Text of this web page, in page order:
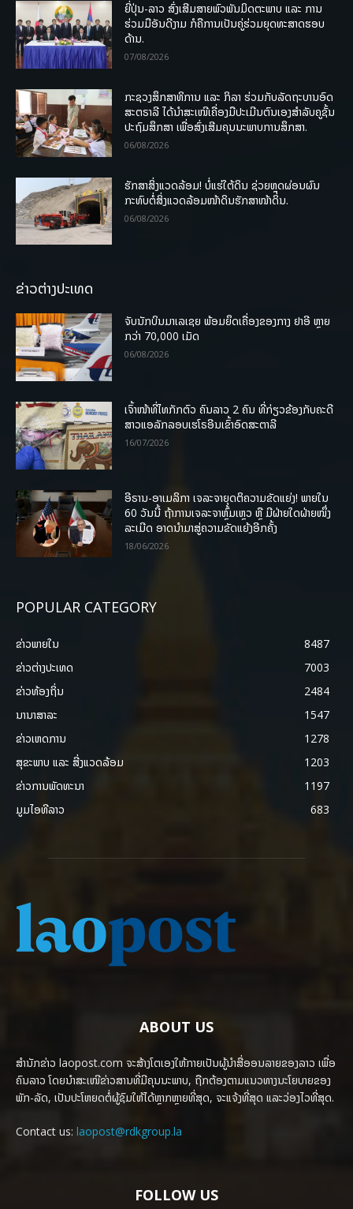
ຍີ່ປຸ່ນ-ລາວ ສົ່ງເສີມສາຍພົວພັນມິດຕະພາບ ແລະ ການ
ຮ່ວມມືອັນດີງາມ ກໍຄືການເປັນຄູ່ຮ່ວມຍຸດທະສາດຮອບ
ດ້ານ.
07/08/2026
ກະຊວງສຶກສາທິການ ແລະ ກິລາ ຮ່ວມກັບລັດຖະບານອົດ
ສະຕຣາລີ ໄດ້ນຳສະເໜີເຄື່ອງມືປະເມີນຕົນເອງສຳລັບຄູຊັ້ນ
ປະຖົມສຶກສາ ເພື່ອສົ່ງເສີມຄຸນນະພາບການສຶກສາ.
06/08/2026
ຮັກສາສິ່ງແວດລ້ອມ! ບໍ່ແຮ່ໃຕ້ດິນ ຊ່ວຍຫຼຸດຜ່ອນຜົນ
ກະທົບຕໍ່ສິ່ງແວດລ້ອມໜ້າດິນຮັກສາໜ້າດິນ.
06/08/2026
ຂ່າວຕ່າງປະເທດ
ຈັບນັກບິນມາເລເຊຍ ພ້ອມຍຶດເຄື່ອງຂອງກາງ ຢາອີ ຫຼາຍ
ກວ່າ 70,000 ເມັດ
06/08/2026
ເຈົ້າໜ້າທີ່ໄທກັກຕົວ ຄົນລາວ 2 ຄົນ ທີ່ກ່ຽວຂ້ອງກັບຄະດີ
ສາວແອລັກລອບເຮໂຣອີນເຂົ້າອົດສະຕາລີ
16/07/2026
ອີຣານ-ອາເມລິກາ ເຈລະຈາຍຸດຕິຄວາມຂັດແຍ່ງ! ພາຍໃນ
60 ວັນນີ້ ຖ້າການເຈລະຈາຫຼົ້ມເຫຼວ ຫຼື ມີຝ່າຍໃດຝ່າຍໜຶ່ງ
ລະເມີດ ອາດນໍາມາສູ່ຄວາມຂັດແຍ້ງອີກຄັ້ງ
18/06/2026
POPULAR CATEGORY
ຂ່າວພາຍ​ໃນ
8487
ຂ່າວຕ່າງປະເທດ
7003
ຂ່າວທ້ອງຖິ່ນ
2484
ນານາສາລະ
1547
ຂ່າວເຫດການ
1278
ສຸຂະພາບ ແລະ ສີ່ງແວດລ້ອມ
1203
ຂ່າວການພັດທະນາ
1197
ມູມໄອທີລາວ
683
ABOUT US
ສຳນັກຂ່າວ laopost.com ຈະສ້າງໂຕເອງໃຫ້ກາຍເປັນຜູ້ນຳສື່ອອນລາຍຂອງລາວ ເພື່ອ
ຄົນລາວ ໂດຍນຳສະເໜີຂ່າວສານທີ່ມີຄຸນນະພາບ, ຖືກຕ້ອງຕາມແນວທາງນະໂຍບາຍຂອງ
ພັກ-ລັດ, ເປັນປະໂຫຍດຕໍ່ຜູ້ຊົມໃຫ້ໄດ້ຫຼາກຫຼາຍທີ່ສຸດ, ຈະແຈ້ງທີ່ສຸດ ແລະວ່ອງໄວທີ່ສຸດ.
Contact us: laopost@rdkgroup.la
FOLLOW US